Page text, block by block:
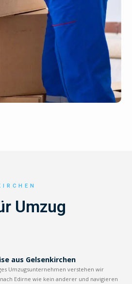
Umzug
aus Gelsenkirchen
Umzugsunternehmen verstehen wir
Edirne wie kein anderer und navigieren